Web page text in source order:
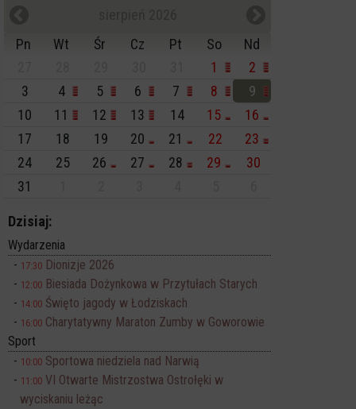
Pn
Wt Śr Cz Pt So
Nd
1
2
3
4 5 6 7 8
9
10
11 12 13 14 15
16
17
18 19 20 21 22
23
24
25 26 27 28 29
30
31
Dzisiaj:
Wydarzenia
17:30 Dionizje 2026
12:00 Biesiada Dożynkowa w Przytułach Starych
14:00 Święto jagody w Łodziskach
16:00 Charytatywny Maraton Zumby w Goworowie
Sport
10:00 Sportowa niedziela nad Narwią
11:00 VI Otwarte Mistrzostwa Ostrołęki w
wyciskaniu leżąc